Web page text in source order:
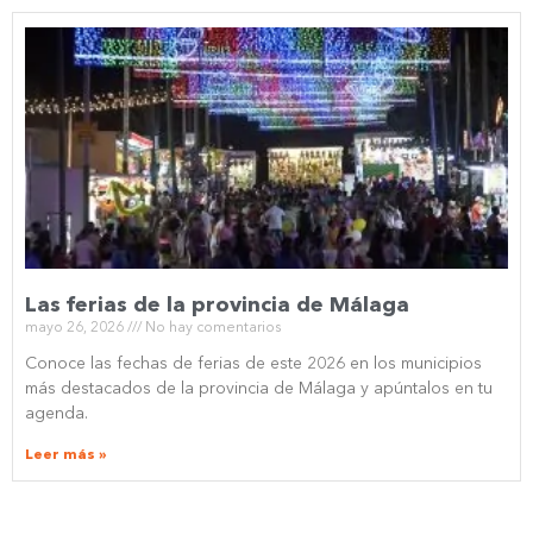
Las ferias de la provincia de Málaga
mayo 26, 2026 No hay comentarios
Conoce las fechas de ferias de este 2026 en los municipios
más destacados de la provincia de Málaga y apúntalos en tu
agenda.
Leer más »